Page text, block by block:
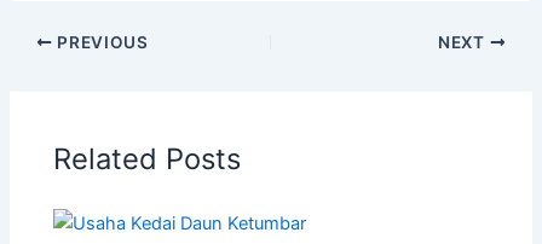
PREVIOUS NEXT
Related Posts